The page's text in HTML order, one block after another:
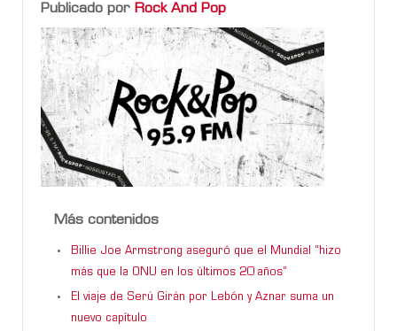
Publicado por Rock And Pop
Más contenidos
Billie Joe Armstrong aseguró que el Mundial “hizo
más que la ONU en los últimos 20 años”
El viaje de Serú Girán por Lebón y Aznar suma un
nuevo capítulo